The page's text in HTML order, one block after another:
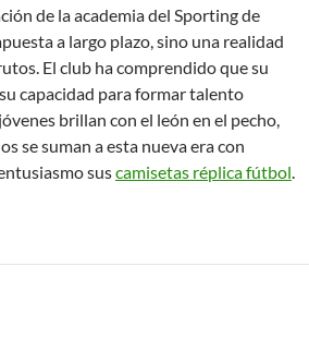
de la academia del Sporting de
a largo plazo, sino una realidad
El club ha comprendido que su
capacidad para formar talento
brillan con el león en el pecho,
se suman a esta nueva era con
suscamisetas réplica fútbol.